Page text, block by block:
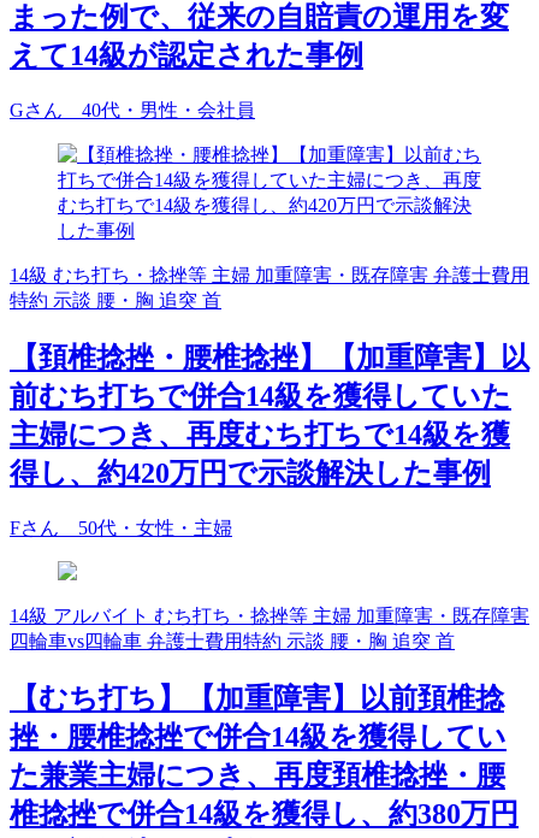
まった例で、従来の自賠責の運用を変
えて14級が認定された事例
Gさん 40代・男性・会社員
14級 むち打ち・捻挫等 主婦 加重障害・既存障害 弁護士費用
特約 示談 腰・胸 追突 首
【頚椎捻挫・腰椎捻挫】【加重障害】以
前むち打ちで併合14級を獲得していた
主婦につき、再度むち打ちで14級を獲
得し、約420万円で示談解決した事例
Fさん 50代・女性・主婦
14級 アルバイト むち打ち・捻挫等 主婦 加重障害・既存障害
四輪車vs四輪車 弁護士費用特約 示談 腰・胸 追突 首
【むち打ち】【加重障害】以前頚椎捻
挫・腰椎捻挫で併合14級を獲得してい
た兼業主婦につき、再度頚椎捻挫・腰
椎捻挫で併合14級を獲得し、約380万円